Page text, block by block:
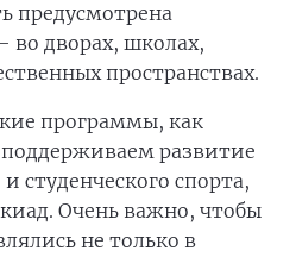
предусмотрена
во дворах, школах,
пространствах.
программы, как
развитие
студенческого спорта,
Очень важно, чтобы
не только в